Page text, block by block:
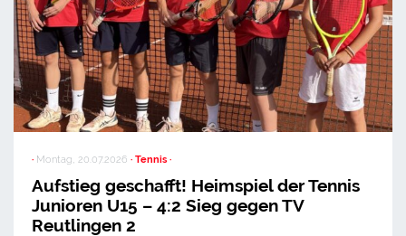
· Montag, 20.07.2026 · Tennis ·
Aufstieg geschafft! Heimspiel der Tennis
Junioren U15 – 4:2 Sieg gegen TV
Reutlingen 2